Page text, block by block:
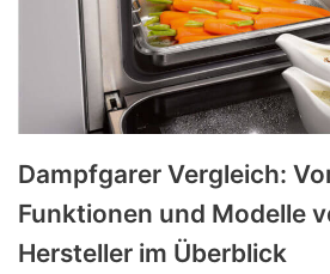
Dampfgarer Vergleich:
Funktionen und Modelle
Hersteller im Überblick